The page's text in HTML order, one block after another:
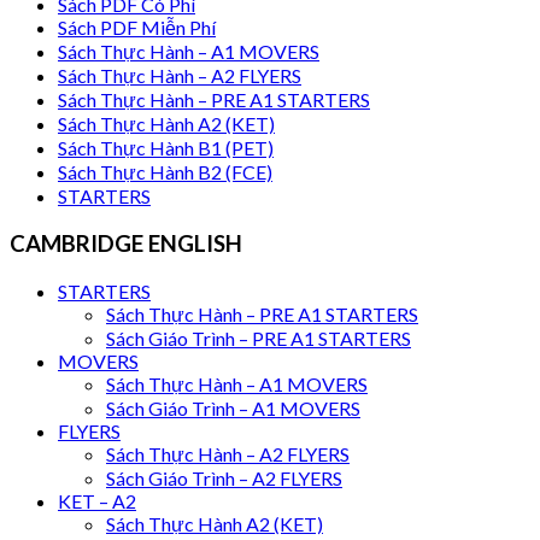
Sách PDF Có Phí
Sách PDF Miễn Phí
Sách Thực Hành – A1 MOVERS
Sách Thực Hành – A2 FLYERS
Sách Thực Hành – PRE A1 STARTERS
Sách Thực Hành A2 (KET)
Sách Thực Hành B1 (PET)
Sách Thực Hành B2 (FCE)
STARTERS
CAMBRIDGE ENGLISH
STARTERS
Sách Thực Hành – PRE A1 STARTERS
Sách Giáo Trình – PRE A1 STARTERS
MOVERS
Sách Thực Hành – A1 MOVERS
Sách Giáo Trình – A1 MOVERS
FLYERS
Sách Thực Hành – A2 FLYERS
Sách Giáo Trình – A2 FLYERS
KET – A2
Sách Thực Hành A2 (KET)